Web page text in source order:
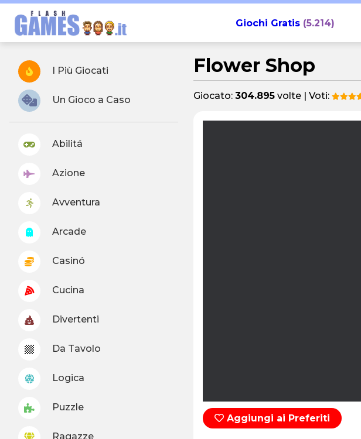
Giochi Gratis(5.214)
I Più Giocati
Un Gioco a Caso
Abilitá
Azione
Avventura
Arcade
Casinó
Cucina
Divertenti
Da Tavolo
Logica
Puzzle
Ragazze
Flower Shop
Giocato: 304.895 volte | Voti:
Aggiungi ai Preferiti